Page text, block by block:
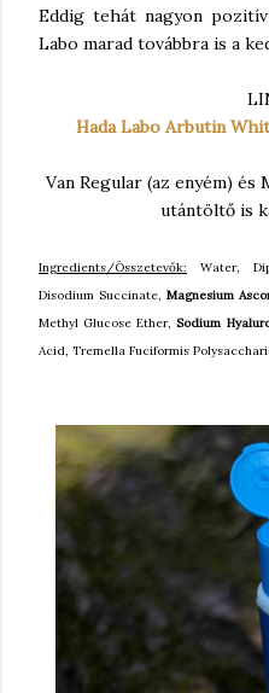
Eddig tehát nagyon
Labo marad továbbra is a
Hada Labo Arbutin
Van Regular (az enyém)
utántöltő is
Ingredients/Összetevők: Water,
Disodium Succinate, Magnesium
Methyl Glucose Ether,Sodium
Acid, Tremella Fuciformis